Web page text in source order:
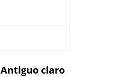
Antiguo claroselect